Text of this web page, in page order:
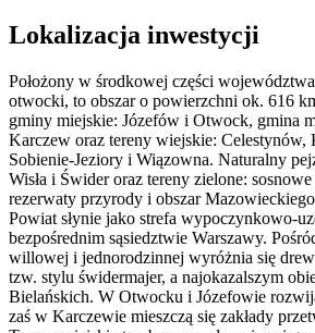
Lokalizacja inwestycji
Położony w środkowej części
otwocki, to obszar o powierzchni ok. 616
gminy miejskie: Józefów i Otwock, gmina
Karczew oraz tereny wiejskie: Celestynów,
Sobienie-Jeziory i Wiązowna. Naturalny
Wisła i Świder oraz tereny zielone:
rezerwaty przyrody i obszar
Powiat słynie jako strefa wypoczynkowo-
bezpośrednim sąsiedztwie Warszawy.
willowej i jednorodzinnej wyróżnia się
tzw. stylu świdermajer, a najokazalszym
Bielańskich. W Otwocku i Józefowie
zaś w Karczewie mieszczą się zakłady